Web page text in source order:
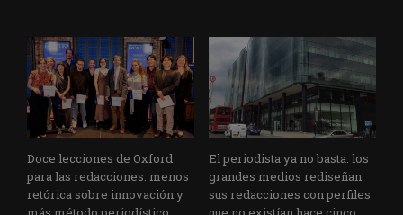
Doce lecciones de Oxford
para las redacciones: menos
retórica sobre innovación y
El periodista ya no basta: los
grandes medios rediseñan
sus redacciones con perfiles